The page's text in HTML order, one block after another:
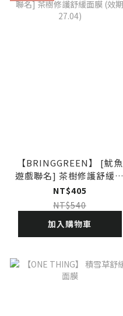
【BRINGGREEN】 [魷魚
遊戲聯名] 茶樹修護舒緩面
膜 (效期27.04)
NT$405
NT$540
加入購物車